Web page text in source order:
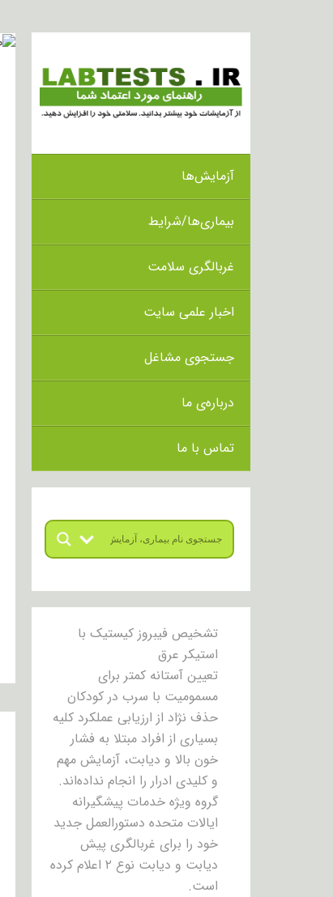
آزمایش‌ها
بیماری‌ها/شرایط
غربالگری سلامت
اخبار علمی سایت
جستجوی مشاغل
درباره‌ی ما
تماس با ما
تشخیص فیبروز کیستیک با
استیکر عرق
تعیین آستانه کمتر برای
مسمومیت با سرب در کودکان
حذف نژاد از ارزیابی عملکرد کلیه
بسیاری از افراد مبتلا به فشار
خون بالا و دیابت، آزمایش مهم
و کلیدی ادرار را انجام نداده‌اند.
گروه ویژه خدمات پیشگیرانه
ایالات متحده دستورالعمل جدید
خود را برای غربالگری پیش
دیابت و دیابت نوع ۲ اعلام کرده
است.